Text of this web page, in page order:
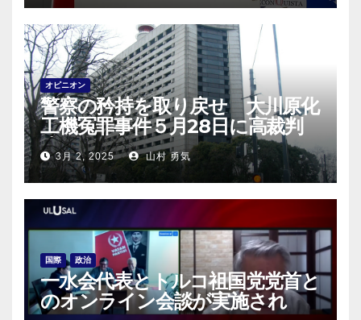
オピニオン
警察の矜持を取り戻せ 大川原化
工機冤罪事件５月28日に高裁判
決！
3月 2, 2025 山村 勇気
国際 政治
一水会代表とトルコ祖国党党首と
のオンライン会談が実施され